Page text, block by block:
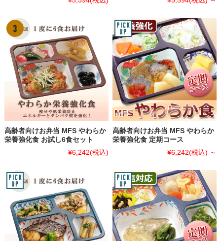
高齢者向けお弁当 MFS やわらか
栄養強化食 お試し6食セット
¥6,242(税込)
高齢者向けお弁当 MFS やわらか
栄養強化食 定期コース
¥6,242(税込) ～